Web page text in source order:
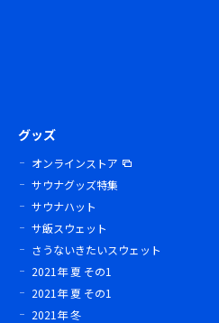
グッズ
オンラインストア
サウナグッズ特集
サウナハット
サ飯スウェット
さうないきたいスウェット
2021年 夏 その1
2021年 夏 その1
2021年 冬